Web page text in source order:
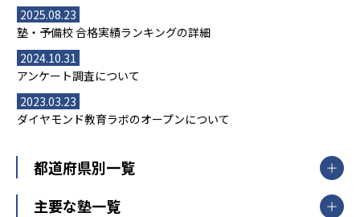
2025.08.23
塾・予備校 合格実績ランキングの詳細
2024.10.31
アンケート調査について
2023.03.23
ダイヤモンド教育ラボのオープンについて
都道府県別一覧
北海道・東北
主要な塾一覧